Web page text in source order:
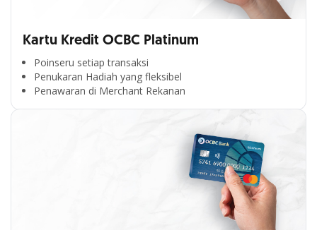
Kartu Kredit OCBC Platinum
Poinseru setiap transaksi
Penukaran Hadiah yang fleksibel
Penawaran di Merchant Rekanan